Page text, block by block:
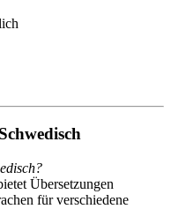
Übersetzungen
für verschiedene